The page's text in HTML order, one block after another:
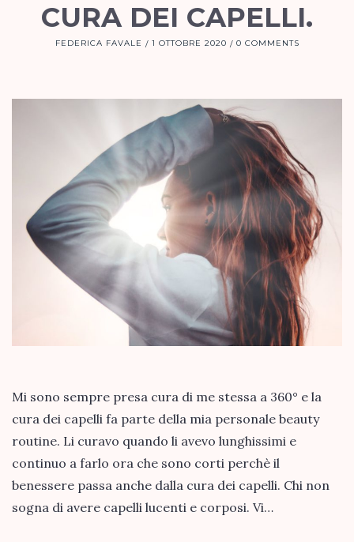
CURA DEI CAPELLI.
FEDERICA FAVALE 1 OTTOBRE 2020 0 COMMENTS
Mi sono sempre presa cura di me stessa a 360° e la
cura dei capelli fa parte della mia personale beauty
routine. Li curavo quando li avevo lunghissimi e
continuo a farlo ora che sono corti perchè il
benessere passa anche dalla cura dei capelli. Chi non
sogna di avere capelli lucenti e corposi. Vi…